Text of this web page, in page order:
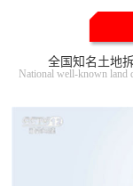
全国知名土地
National well-known land